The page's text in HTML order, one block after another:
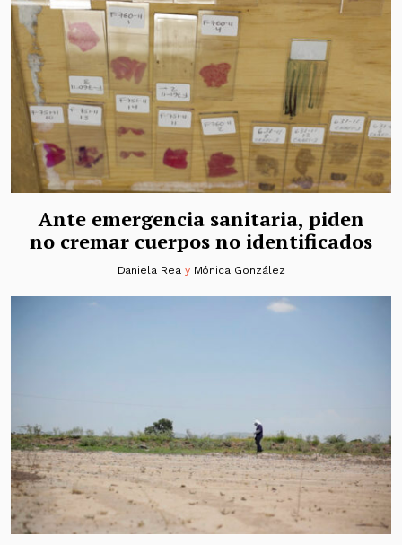
Ante emergencia sanitaria, piden
no cremar cuerpos no identificados
Daniela Rea y Mónica González